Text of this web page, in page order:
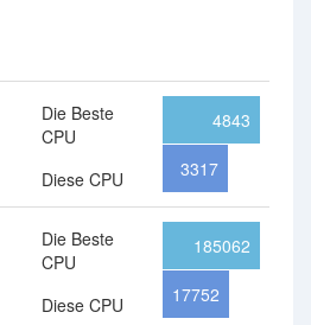
Die Beste
CPU
Diese CPU
4843
3317
Die Beste
CPU
Diese CPU
185062
17752